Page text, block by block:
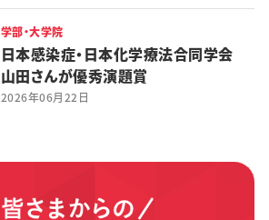
学部・大学院
日本感染症・日本化学療法合同学会
山田さんが優秀演題賞
2026年06月22日